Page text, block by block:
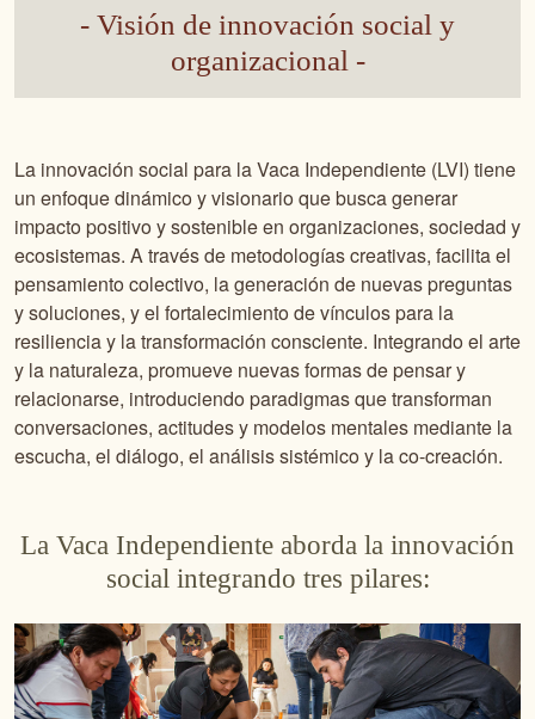
- Visión de innovación social y
organizacional -
La innovación social para la Vaca Independiente (LVI) tiene
un enfoque dinámico y visionario que busca generar
impacto positivo y sostenible en organizaciones, sociedad y
ecosistemas. A través de metodologías creativas, facilita el
pensamiento colectivo, la generación de nuevas preguntas
y soluciones, y el fortalecimiento de vínculos para la
resiliencia y la transformación consciente. Integrando el arte
y la naturaleza, promueve nuevas formas de pensar y
relacionarse, introduciendo paradigmas que transforman
conversaciones, actitudes y modelos mentales mediante la
escucha, el diálogo, el análisis sistémico y la co-creación.
La Vaca Independiente aborda la innovación
social integrando tres pilares: